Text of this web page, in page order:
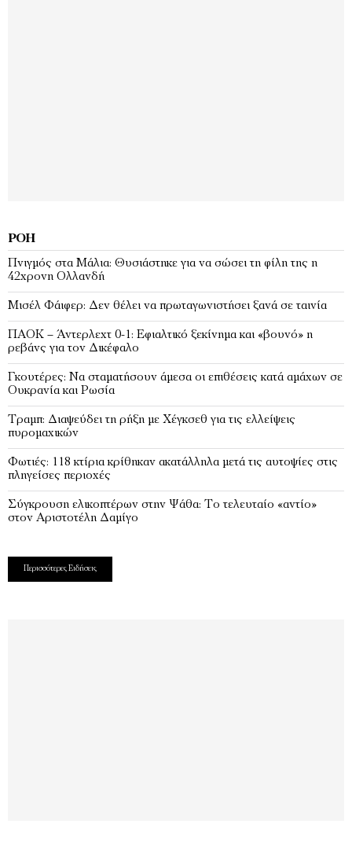
ΡΟΉ
Πνιγμός στα Μάλια: Θυσιάστηκε για να σώσει τη φίλη της η
42χρονη Ολλανδή
Μισέλ Φάιφερ: Δεν θέλει να πρωταγωνιστήσει ξανά σε ταινία
ΠΑΟΚ – Άντερλεχτ 0-1: Εφιαλτικό ξεκίνημα και «βουνό» η
ρεβάνς για τον Δικέφαλο
Γκουτέρες: Να σταματήσουν άμεσα οι επιθέσεις κατά αμάχων σε
Ουκρανία και Ρωσία
Τραμπ: Διαψεύδει τη ρήξη με Χέγκσεθ για τις ελλείψεις
πυρομαχικών
Φωτιές: 118 κτίρια κρίθηκαν ακατάλληλα μετά τις αυτοψίες στις
πληγείσες περιοχές
Σύγκρουση ελικοπτέρων στην Ψάθα: Tο τελευταίο «αντίο»
στον Αριστοτέλη Δαμίγο
Περισσότερες Ειδήσεις